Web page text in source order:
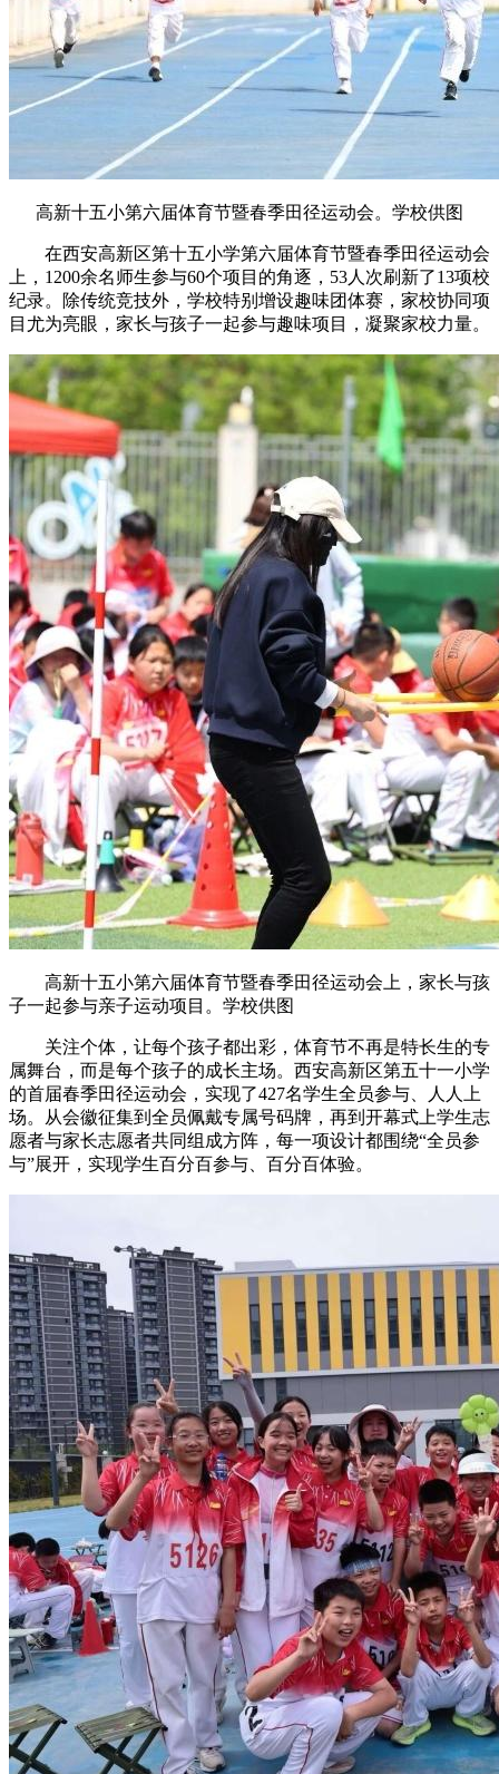
高新十五小第六届体育节暨春季田径运动会。学校供图
在西安高新区第十五小学第六届体育节暨春季田径运动会
上，1200余名师生参与60个项目的角逐，53人次刷新了13项校
纪录。除传统竞技外，学校特别增设趣味团体赛，家校协同项
目尤为亮眼，家长与孩子一起参与趣味项目，凝聚家校力量。
高新十五小第六届体育节暨春季田径运动会上，家长与孩
子一起参与亲子运动项目。学校供图
关注个体，让每个孩子都出彩，体育节不再是特长生的专
属舞台，而是每个孩子的成长主场。西安高新区第五十一小学
的首届春季田径运动会，实现了427名学生全员参与、人人上
场。从会徽征集到全员佩戴专属号码牌，再到开幕式上学生志
愿者与家长志愿者共同组成方阵，每一项设计都围绕“全员参
与”展开，实现学生百分百参与、百分百体验。